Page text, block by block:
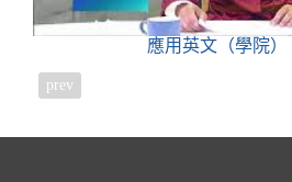
應用英文（學院）
prev